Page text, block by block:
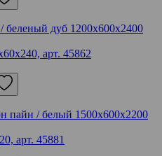
арт. 45862
арт. 45881